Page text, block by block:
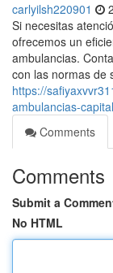
carlyilsh220901
Si necesitas
ofrecemos un
ambulancias.
con las normas de
https://
ambulancias-
Comments
Comments
Submit a
No HTML